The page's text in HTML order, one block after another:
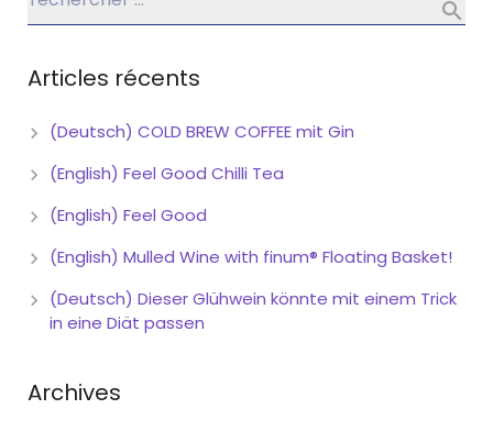
Articles récents
(Deutsch) COLD BREW COFFEE mit Gin
(English) Feel Good Chilli Tea
(English) Feel Good
(English) Mulled Wine with finum® Floating Basket!
(Deutsch) Dieser Glühwein könnte mit einem Trick
in eine Diät passen
Archives